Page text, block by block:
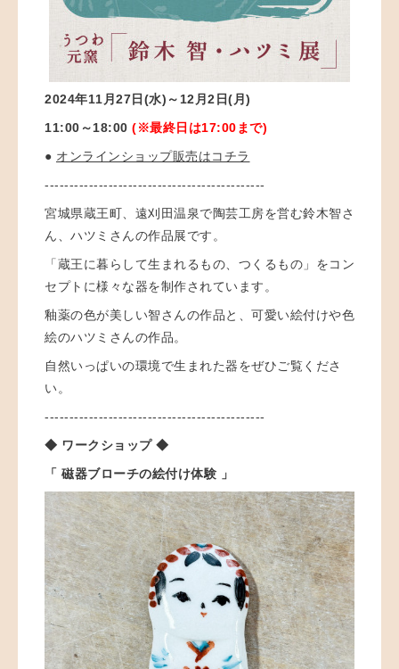
2024年11月27日(水)～12月2日(月)
11:00～18:00 (※最終日は17:00まで)
● オンラインショップ販売はコチラ
---------------------------------------------
宮城県蔵王町、遠刈田温泉で陶芸工房を営む鈴木智さ
ん、ハツミさんの作品展です。
「蔵王に暮らして生まれるもの、つくるもの」をコン
セプトに様々な器を制作されています。
釉薬の色が美しい智さんの作品と、可愛い絵付けや色
絵のハツミさんの作品。
自然いっぱいの環境で生まれた器をぜひご覧くださ
い。
---------------------------------------------
◆ ワークショップ ◆
「 磁器ブローチの絵付け体験 」